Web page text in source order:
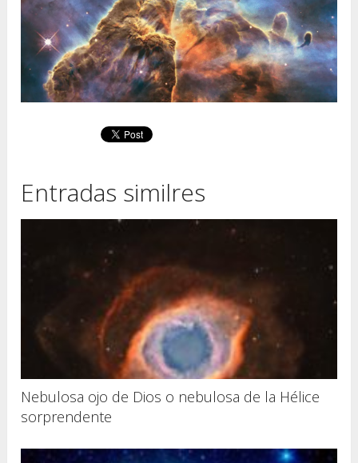
Entradas similres
Nebulosa ojo de Dios o nebulosa de la Hélice
sorprendente